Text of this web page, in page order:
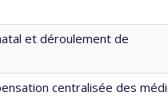
et déroulement de
centralisée des